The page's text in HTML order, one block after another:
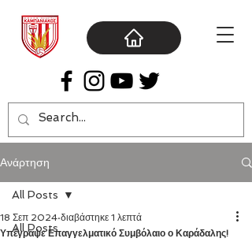
Ανάρτηση
All Posts
All Posts
Υπέγραψε Επαγγελματικό Συμβόλαιο ο Καράδαλης!
18 Σεπ 2024 διαβάστηκε 1 λεπτά